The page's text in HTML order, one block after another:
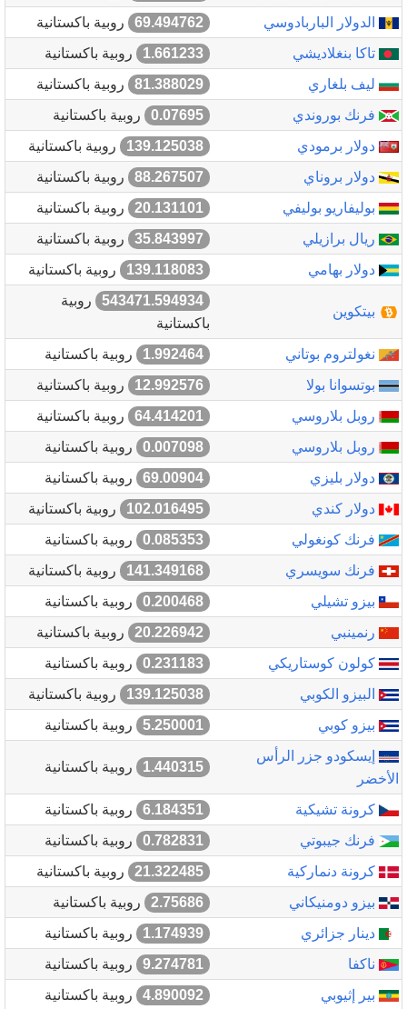
الدولار الباربادوسي
69.494762
روبية باكستانية
تاكا بنغلاديشي
1.661233
روبية باكستانية
ليف بلغاري
81.388029
روبية باكستانية
فرنك بوروندي
0.07695
روبية باكستانية
دولار برمودي
139.125038
روبية باكستانية
دولار بروناي
88.267507
روبية باكستانية
بوليفاريو بوليفي
20.131101
روبية باكستانية
ريال برازيلي
35.843997
روبية باكستانية
دولار بهامي
139.118083 روبية باكستانية
بيتكوين
543471.594934
روبية
باكستانية
نغولتروم بوتاني
1.992464
روبية باكستانية
بوتسوانا بولا
12.992576
روبية باكستانية
روبل بلاروسي
64.414201
روبية باكستانية
روبل بلاروسي
0.007098
روبية باكستانية
دولار بليزي
69.00904
روبية باكستانية
دولار كندي
102.016495
روبية باكستانية
فرنك كونغولي
0.085353
روبية باكستانية
فرنك سويسري
141.349168
روبية باكستانية
بيزو تشيلي
0.200468
روبية باكستانية
رنمينبي
20.226942
روبية باكستانية
كولون كوستاريكي
0.231183
روبية باكستانية
البيزو الكوبي
139.125038
روبية باكستانية
بيزو كوبي
5.250001
روبية باكستانية
إيسكودو جزر الرأس
الأخضر
1.440315 روبية باكستانية
كرونة تشيكية 6.184351
روبية باكستانية
فرنك جيبوتي
0.782831
روبية باكستانية
كرونة دنماركية
21.322485
روبية باكستانية
بيزو دومنيكاني
2.75686
روبية باكستانية
دينار جزائري
1.174939
روبية باكستانية
ناكفا
9.274781
روبية باكستانية
بير إثيوبي
4.890092 روبية باكستانية